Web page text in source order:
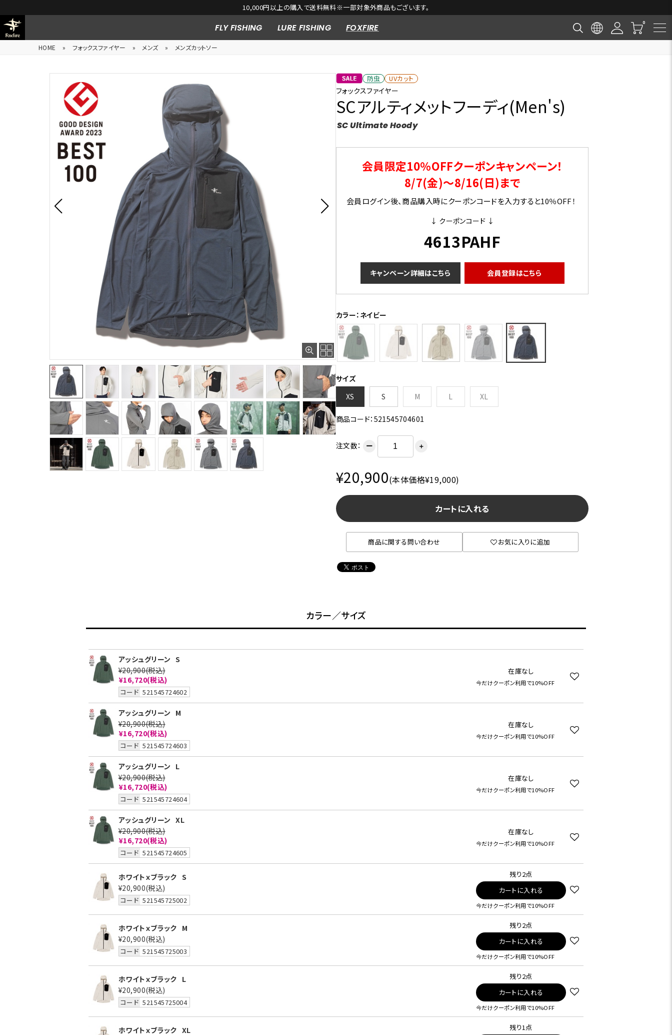
10,000円以上の購入で送料無料※一部対象外商品もございます。
FLY FISHING LURE FISHING FOXFIRE
HOME » フォックスファイヤー » メンズ » メンズカットソー
防虫 UVカット
フォックスファイヤー
SCアルティメットフーディ(Men's)
SC Ultimate Hoody
会員限定10％OFFクーポンキャンペーン！
8/7(金)～8/16(日)まで
会員ログイン後、商品購入時にクーポンコードを入力すると10％OFF！
↓ クーポンコード ↓
4613PAHF
キャンペーン詳細はこちら 会員登録はこちら
カラー：ネイビー
サイズ
XS
S M L XL
商品コード：521545704601
注文数： ー ＋
¥20,900(本体価格¥19,000)
カートに入れる
商品に関する問い合わせ お気に入りに追加
カラー／サイズ
アッシュグリーン S
¥20,900(税込)
¥16,720(税込)
コード 521545724602
在庫なし
今だけクーポン利用で10%OFF
アッシュグリーン M
¥20,900(税込)
¥16,720(税込)
コード 521545724603
在庫なし
今だけクーポン利用で10%OFF
アッシュグリーン L
¥20,900(税込)
¥16,720(税込)
コード 521545724604
在庫なし
今だけクーポン利用で10%OFF
アッシュグリーン XL
¥20,900(税込)
¥16,720(税込)
コード 521545724605
在庫なし
今だけクーポン利用で10%OFF
ホワイトｘブラック S
¥20,900(税込)
コード 521545725002
残り2点
カートに入れる
今だけクーポン利用で10%OFF
ホワイトｘブラック M
¥20,900(税込)
コード 521545725003
残り2点
カートに入れる
今だけクーポン利用で10%OFF
ホワイトｘブラック L
¥20,900(税込)
コード 521545725004
残り2点
カートに入れる
今だけクーポン利用で10%OFF
ホワイトｘブラック XL
残り1点